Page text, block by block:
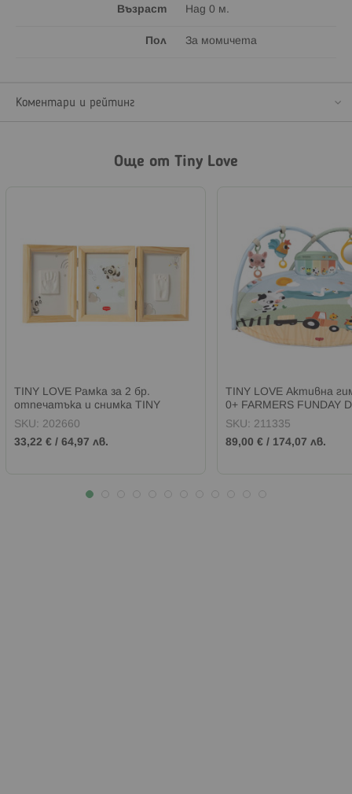
Възраст Над 0 м.
Пол За момичета
Коментари и рейтинг
Още от Tiny Love
TINY LOVE Рамка за 2 бр.
отпечатъка и снимка TINY
CREATIONS ДЪРВЕНА
SKU: 202660
33,22 € / 64,97 лв.
TINY LOVE Активна
0+ FARMERS FUNDAY
GYMINI
SKU: 211335
89,00 € / 174,07 лв.